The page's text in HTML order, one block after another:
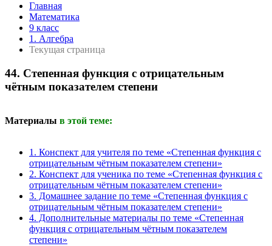
Главная
Математика
9 класс
1. Алгебра
Текущая страница
44. Степенная функция с отрицательным
чётным показателем степени
Материалы в этой теме:
1. Конспект для учителя по теме «Степенная функция с
отрицательным чётным показателем степени»
2. Конспект для ученика по теме «Степенная функция с
отрицательным чётным показателем степени»
3. Домашнее задание по теме «Степенная функция с
отрицательным чётным показателем степени»
4. Дополнительные материалы по теме «Степенная
функция с отрицательным чётным показателем
степени»